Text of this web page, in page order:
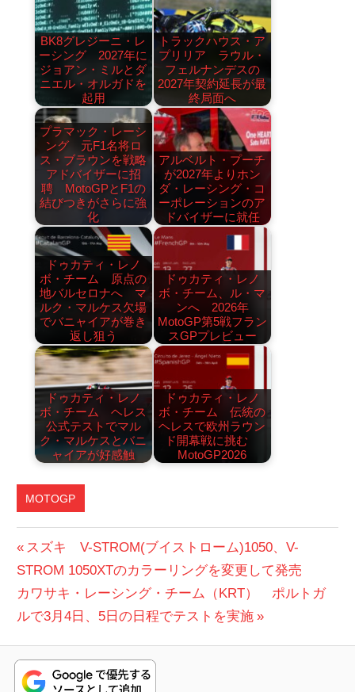
BK8グレジーニ・レ
ーシング 2027年に
ジョアン・ミルとダ
ニエル・オルガドを
起用
トラックハウス・ア
プリリア ラウル・
フェルナンデスの
2027年契約延長が最
終局面へ
プラマック・レーシ
ング 元F1名将ロ
ス・ブラウンを戦略
アドバイザーに招
聘 MotoGPとF1の
結びつきがさらに強
化
アルベルト・プーチ
が2027年よりホン
ダ・レーシング・コ
ーポレーションのア
ドバイザーに就任
ドゥカティ・レノ
ボ・チーム 原点の
地バルセロナへ マ
ルク・マルケス欠場
でバニャイアが巻き
返し狙う
ドゥカティ・レノ
ボ・チーム、ル・マ
ンへ 2026年
MotoGP第5戦フラン
スGPプレビュー
ドゥカティ・レノ
ボ・チーム ヘレス
公式テストでマル
ク・マルケスとバニ
ャイアが好感触
ドゥカティ・レノ
ボ・チーム 伝統の
ヘレスで欧州ラウン
ド開幕戦に挑む
MotoGP2026
MOTOGP
APRILIA
投
稿
ナ
ビ
ゲ
前
の
投
稿:
スズキ V-STROM(ブイストローム)1050、V-
STROM 1050XTのカラーリングを変更して発売
次
の
稿:
カワサキ・レーシング・チーム（KRT） ポルトガ
ルで3月4日、5日の日程でテストを実施